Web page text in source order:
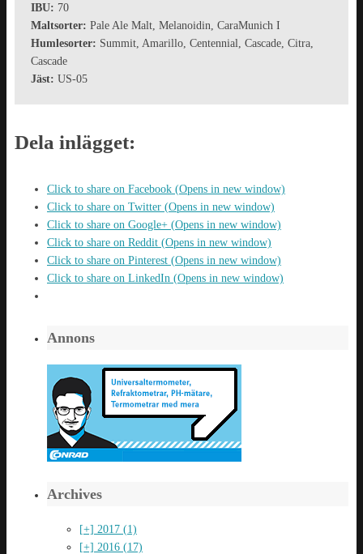
IBU: 70
Maltsorter: Pale Ale Malt, Melanoidin, CaraMunich I
Humlesorter: Summit, Amarillo, Centennial, Cascade, Citra,
Cascade
Jäst: US-05
Dela inlägget:
Click to share on Facebook (Opens in new window)
Click to share on Twitter (Opens in new window)
Click to share on Google+ (Opens in new window)
Click to share on Reddit (Opens in new window)
Click to share on Pinterest (Opens in new window)
Click to share on LinkedIn (Opens in new window)
Annons
Archives
[+] 2017 (1)
[+] 2016 (17)